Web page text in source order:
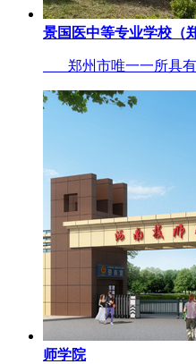
景国医中等专业学校（
郑州市唯一一所具有
师学院